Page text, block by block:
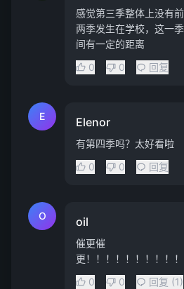
感觉第三季整体上没有
两季发生在学校，这一
间有一定的距离
0
0 回复
E Elenor
有第四季吗？太好看啦
0
0 回复
O oil
催更催
更！！！！！！！！！
0
0 回复 (1)